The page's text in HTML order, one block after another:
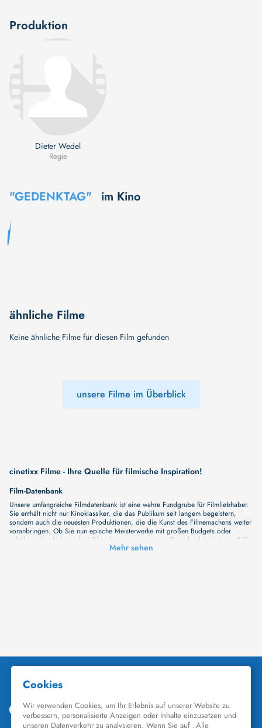
Produktion
Dieter Wedel
Regie
"GEDENKTAG" im Kino
ähnliche Filme
Keine ähnliche Filme für diesen Film gefunden
unsere Filme im Überblick
cinetixx Filme - Ihre Quelle für filmische Inspiration!
Film-Datenbank
Unsere umfangreiche Filmdatenbank ist eine wahre Fundgrube für Filmliebhaber.
Sie enthält nicht nur Kinoklassiker, die das Publikum seit langem begeistern,
sondern auch die neuesten Produktionen, die die Kunst des Filmemachens weiter
voranbringen. Ob Sie nun epische Meisterwerke mit großen Budgets oder
subtile, intime Independent-Filme bevorzugen, unsere Datenbank bietet eine Fülle
von Inhalten, die Ihr Herz und Ihren Geist berühren werden. Beim Durchstöbern
Kinematographie zu einer noch faszinierenderen Welt werden, die Sie erkunden
Schauspieler-Datenbank
wir Sie dazu ein, Informationen über Ihre Lieblingskünstler zu entdecken. Bei uns
finden Sie heraus, in welchen Filmen sie mitgewirkt haben, mit wem sie
gearbeitet haben und welche Rollen sie gespielt haben. Von den größten Stars
Mehr sehen